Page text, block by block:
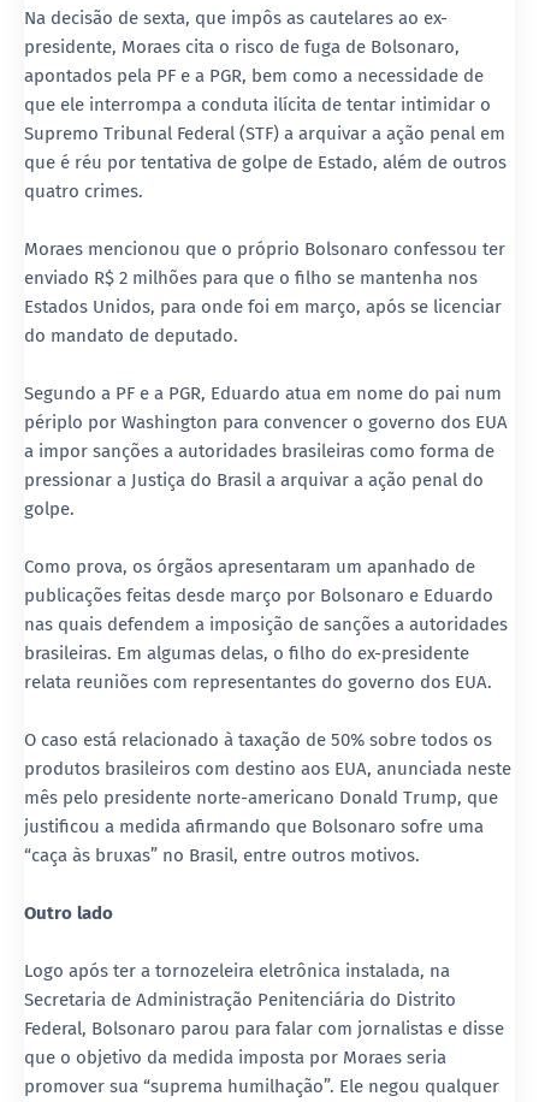
Na decisão de sexta, que impôs as cautelares ao ex-
presidente, Moraes cita o risco de fuga de Bolsonaro,
apontados pela PF e a PGR, bem como a necessidade de
que ele interrompa a conduta ilícita de tentar intimidar o
Supremo Tribunal Federal (STF) a arquivar a ação penal em
que é réu por tentativa de golpe de Estado, além de outros
quatro crimes.
Moraes mencionou que o próprio Bolsonaro confessou ter
enviado R$ 2 milhões para que o filho se mantenha nos
Estados Unidos, para onde foi em março, após se licenciar
do mandato de deputado.
Segundo a PF e a PGR, Eduardo atua em nome do pai num
périplo por Washington para convencer o governo dos EUA
a impor sanções a autoridades brasileiras como forma de
pressionar a Justiça do Brasil a arquivar a ação penal do
golpe.
Como prova, os órgãos apresentaram um apanhado de
publicações feitas desde março por Bolsonaro e Eduardo
nas quais defendem a imposição de sanções a autoridades
brasileiras. Em algumas delas, o filho do ex-presidente
relata reuniões com representantes do governo dos EUA.
O caso está relacionado à taxação de 50% sobre todos os
produtos brasileiros com destino aos EUA, anunciada neste
mês pelo presidente norte-americano Donald Trump, que
justificou a medida afirmando que Bolsonaro sofre uma
“caça às bruxas” no Brasil, entre outros motivos.
Outro lado
Logo após ter a tornozeleira eletrônica instalada, na
Secretaria de Administração Penitenciária do Distrito
Federal, Bolsonaro parou para falar com jornalistas e disse
que o objetivo da medida imposta por Moraes seria
promover sua “suprema humilhação”. Ele negou qualquer